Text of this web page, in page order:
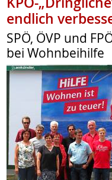
endlich
SPÖ, ÖVP und
bei Wohnbeihilfe